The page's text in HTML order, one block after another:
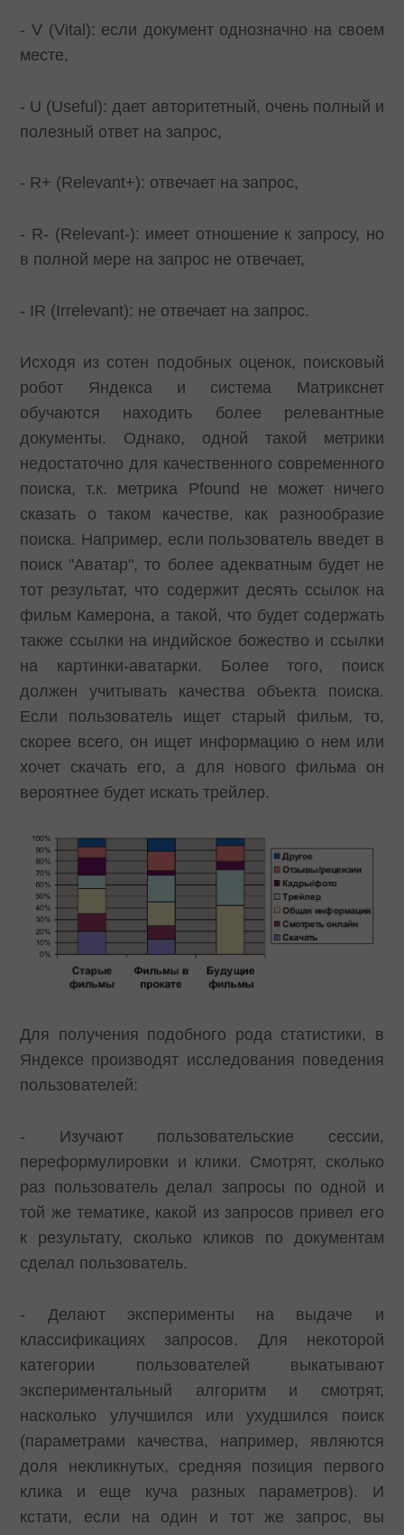
- V (Vital): если документ однозначно на своем
месте,
- U (Useful): дает авторитетный, очень полный и
полезный ответ на запрос,
- R+ (Relevant+): отвечает на запрос,
- R- (Relevant-): имеет отношение к запросу, но
в полной мере на запрос не отвечает,
- IR (Irrelevant): не отвечает на запрос.
Исходя из сотен подобных оценок, поисковый
робот Яндекса и система Матрикснет
обучаются находить более релевантные
документы. Однако, одной такой метрики
недостаточно для качественного современного
поиска, т.к. метрика Pfound не может ничего
сказать о таком качестве, как разнообразие
поиска. Например, если пользователь введет в
поиск "Аватар", то более адекватным будет не
тот результат, что содержит десять ссылок на
фильм Камерона, а такой, что будет содержать
также ссылки на индийское божество и ссылки
на картинки-аватарки. Более того, поиск
должен учитывать качества объекта поиска.
Если пользователь ищет старый фильм, то,
скорее всего, он ищет информацию о нем или
хочет скачать его, а для нового фильма он
вероятнее будет искать трейлер.
Для получения подобного рода статистики, в
Яндексе производят исследования поведения
пользователей:
- Изучают пользовательские сессии,
переформулировки и клики. Смотрят, сколько
раз пользователь делал запросы по одной и
той же тематике, какой из запросов привел его
к результату, сколько кликов по документам
сделал пользователь.
- Делают эксперименты на выдаче и
классификациях запросов. Для некоторой
категории пользователей выкатывают
экспериментальный алгоритм и смотрят,
насколько улучшился или ухудшился поиск
(параметрами качества, например, являются
доля некликнутых, средняя позиция первого
клика и еще куча разных параметров). И
кстати, если на один и тот же запрос, вы